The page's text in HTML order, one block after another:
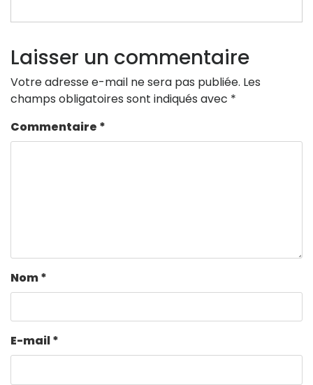
Laisser un commentaire
Votre adresse e-mail ne sera pas publiée. Les
champs obligatoires sont indiqués avec *
Commentaire *
Nom*
E-mail*